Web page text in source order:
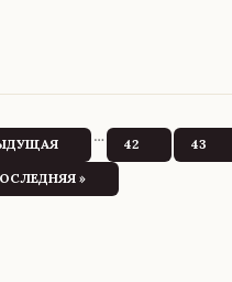
… 42 43
»